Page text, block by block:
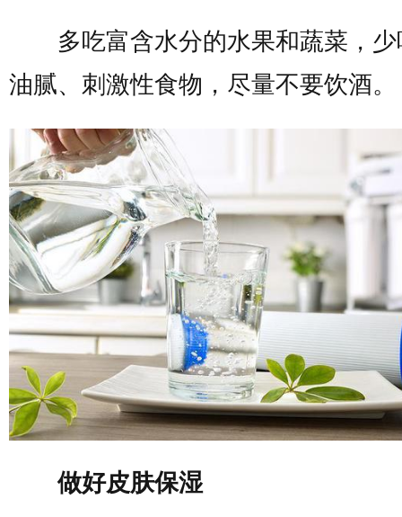
多吃富含水分的水果和蔬菜，少
油腻、刺激性食物，尽量不要饮酒。
做好皮肤保湿